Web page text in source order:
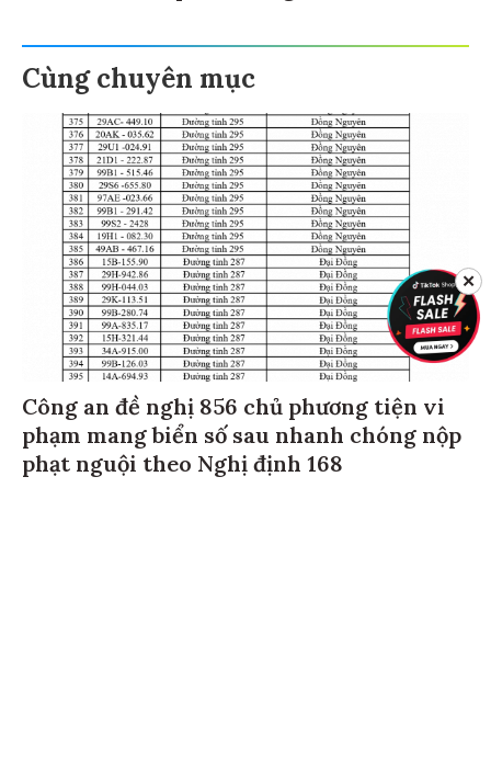
Cùng chuyên mục
Công an đề nghị 856 chủ phương tiện vi
phạm mang biển số sau nhanh chóng nộp
phạt nguội theo Nghị định 168
✕